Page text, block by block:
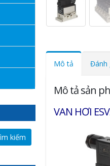
Mô tả Đánh
Mô tả sản
VAN HƠI